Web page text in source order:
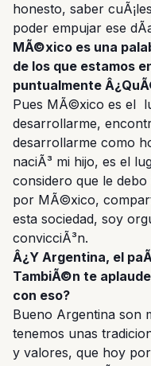
honesto, saber
poder empujar ese
MÃ©xico es una
de los que estamos
puntualmente
Pues MÃ©xico es el
desarrollarme,
desarrollarme como
naciÃ³ mi hijo, es el
considero que le
por MÃ©xico,
esta sociedad, soy
convicciÃ³n.
Â¿Y Argentina, el
TambiÃ©n te
con eso?
Bueno Argentina son
tenemos unas
y valores, que hoy